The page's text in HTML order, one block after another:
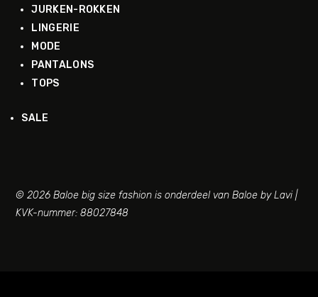
JURKEN-ROKKEN
LINGERIE
MODE
PANTALONS
TOPS
SALE
© 2026 Baloe big size fashion is onderdeel van Baloe by Lavi |
KVK-nummer: 88027848